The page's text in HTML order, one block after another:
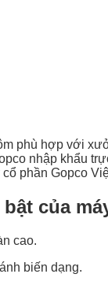
phù hợp với
nhập khẩu
phần Gopco
của
cao.
biến dạng.